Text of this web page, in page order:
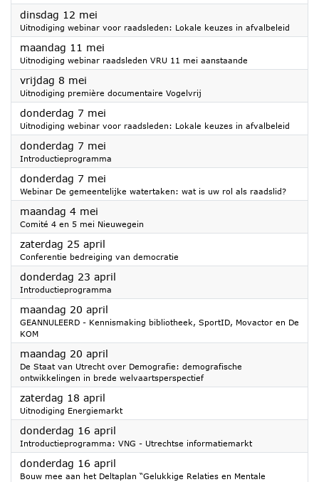
dinsdag 12 mei
Uitnodiging webinar voor raadsleden: Lokale keuzes in afvalbeleid
maandag 11 mei
Uitnodiging webinar raadsleden VRU 11 mei aanstaande
vrijdag 8 mei
Uitnodiging première documentaire Vogelvrij
donderdag 7 mei
Uitnodiging webinar voor raadsleden: Lokale keuzes in afvalbeleid
donderdag 7 mei
Introductieprogramma
donderdag 7 mei
Webinar De gemeentelijke watertaken: wat is uw rol als raadslid?
maandag 4 mei
Comité 4 en 5 mei Nieuwegein
zaterdag 25 april
Conferentie bedreiging van democratie
donderdag 23 april
Introductieprogramma
maandag 20 april
GEANNULEERD - Kennismaking bibliotheek, SportID, Movactor en De
KOM
maandag 20 april
De Staat van Utrecht over Demografie: demografische
ontwikkelingen in brede welvaartsperspectief
zaterdag 18 april
Uitnodiging Energiemarkt
donderdag 16 april
Introductieprogramma: VNG - Utrechtse informatiemarkt
donderdag 16 april
Bouw mee aan het Deltaplan “Gelukkige Relaties en Mentale